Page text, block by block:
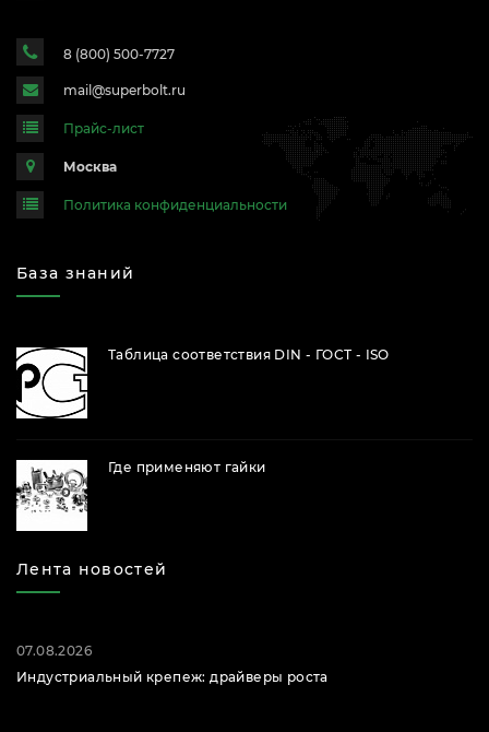
8 (800) 500-7727
mail@superbolt.ru
Прайс-лист
Москва
Политика конфиденциальности
База знаний
Таблица соответствия DIN - ГОСТ - ISO
Где применяют гайки
Лента новостей
07.08.2026
Индустриальный крепеж: драйверы роста